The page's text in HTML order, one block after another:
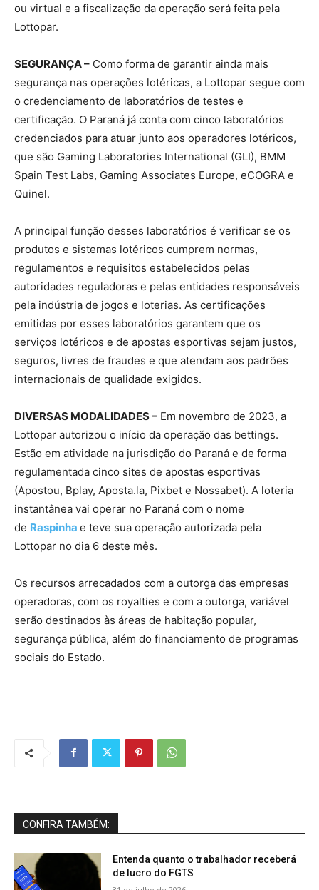
ou virtual e a fiscalização da operação será feita pela
Lottopar.
SEGURANÇA – Como forma de garantir ainda mais
segurança nas operações lotéricas, a Lottopar segue com
o credenciamento de laboratórios de testes e
certificação. O Paraná já conta com cinco laboratórios
credenciados para atuar junto aos operadores lotéricos,
que são Gaming Laboratories International (GLI), BMM
Spain Test Labs, Gaming Associates Europe, eCOGRA e
Quinel.
A principal função desses laboratórios é verificar se os
produtos e sistemas lotéricos cumprem normas,
regulamentos e requisitos estabelecidos pelas
autoridades reguladoras e pelas entidades responsáveis
pela indústria de jogos e loterias. As certificações
emitidas por esses laboratórios garantem que os
serviços lotéricos e de apostas esportivas sejam justos,
seguros, livres de fraudes e que atendam aos padrões
internacionais de qualidade exigidos.
DIVERSAS MODALIDADES – Em novembro de 2023, a
Lottopar autorizou o início da operação das bettings.
Estão em atividade na jurisdição do Paraná e de forma
regulamentada cinco sites de apostas esportivas
(Apostou, Bplay, Aposta.la, Pixbet e Nossabet). A loteria
instantânea vai operar no Paraná com o nome
de Raspinha e teve sua operação autorizada pela
Lottopar no dia 6 deste mês.
Os recursos arrecadados com a outorga das empresas
operadoras, com os royalties e com a outorga, variável
serão destinados às áreas de habitação popular,
segurança pública, além do financiamento de programas
sociais do Estado.
CONFIRA TAMBÉM:
Entenda quanto o trabalhador receberá
de lucro do FGTS